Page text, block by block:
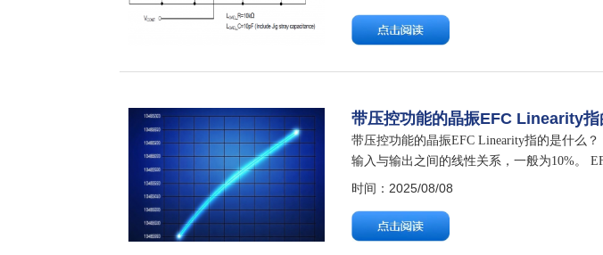
带压控功能的晶振EFC Linearity指
带压控功能的晶振EFC Linearity指的是什么
输入与输出之间的线性关系，一般为10%。
时间：2025/08/08